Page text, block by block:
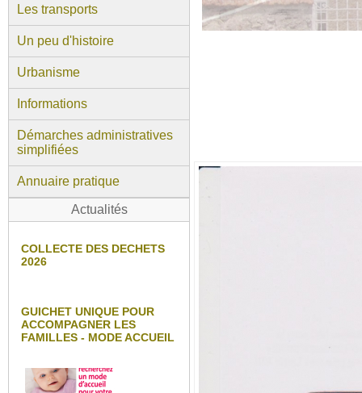
Les transports
Un peu d'histoire
Urbanisme
Informations
Démarches administratives
simplifiées
Annuaire pratique
Actualités
COLLECTE DES DECHETS
2026
GUICHET UNIQUE POUR
ACCOMPAGNER LES
FAMILLES - MODE ACCUEIL